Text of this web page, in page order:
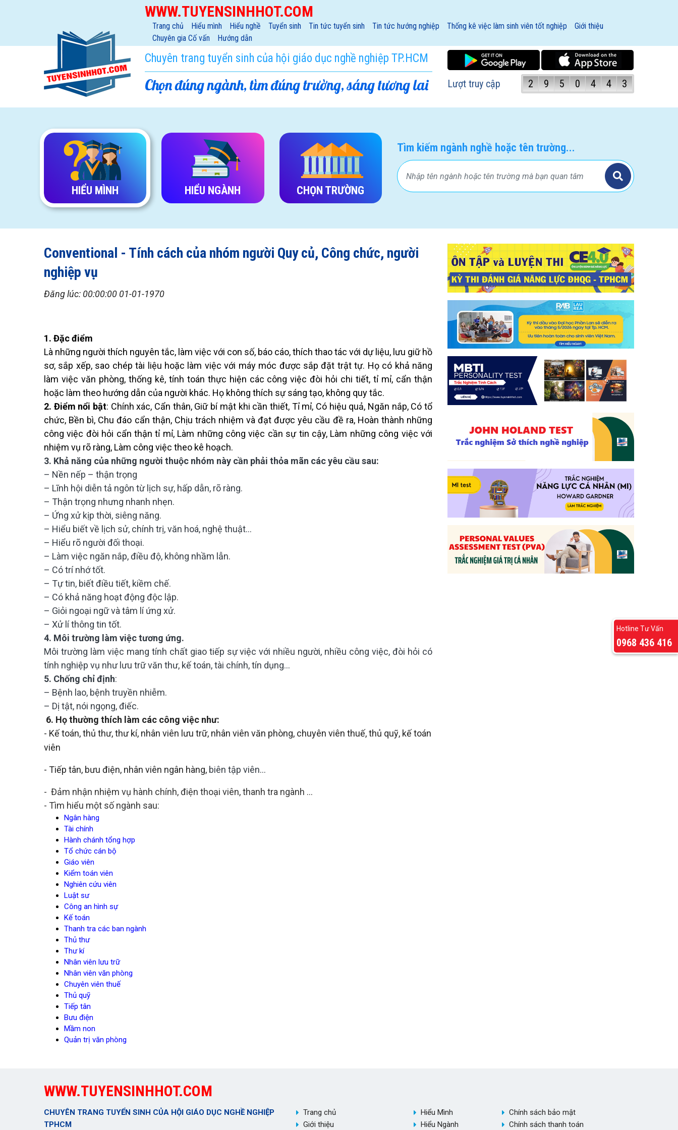
WWW.TUYENSINHHOT.COM
Trang chủ Hiểu mình Hiểu nghề Tuyển sinh Tin tức tuyển sinh Tin tức hướng nghiệp Thống kê việc làm sinh viên tốt nghiệp
Giới thiệu
Chuyên gia Cố vấn
Hướng dẫn
Chuyên trang tuyển sinh của hội giáo dục nghề nghiệp TP.HCM
Chọn đúng ngành, tìm đúng trường, sáng tương lai Lượt truy cập 2 9 5 0 4 4 3
Tìm kiếm ngành nghề hoặc tên trường...
HIỂU MÌNH HIỂU NGÀNH CHỌN TRƯỜNG
Conventional - Tính cách của nhóm người Quy củ, Công chức, người
nghiệp vụ
Đăng lúc: 00:00:00 01-01-1970
1. Đặc điểm
Là những người thích nguyên tắc, làm việc với con số, báo cáo, thích thao tác với dự liệu, lưu giữ hồ
sơ, sắp xếp, sao chép tài liệu hoặc làm việc với máy móc được sắp đặt trật tự. Họ có khả năng
làm việc văn phòng, thống kê, tính toán thực hiện các công việc đòi hỏi chi tiết, tỉ mỉ, cẩn thận
hoặc làm theo hướng dẫn của người khác. Họ không thích sự sáng tạo, không quy tắc.
2. Điểm nổi bật: Chính xác, Cẩn thân, Giữ bí mật khi cần thiết, Tỉ mỉ, Có hiệu quả, Ngăn nắp, Có tổ
chức, Bền bì, Chu đáo cẩn thận, Chịu trách nhiệm và đạt được yêu cầu đề ra, Hoàn thành những
công việc đòi hỏi cẩn thận tỉ mỉ, Làm những công việc cần sự tin cậy, Làm những công việc với
nhiệm vụ rõ ràng, Làm công việc theo kê hoạch.
3. Khả năng của những người thuộc nhóm này cần phải thỏa mãn các yêu cầu sau:
– Nền nếp – thận trọng
– Lĩnh hội diễn tả ngôn từ lịch sự, hấp dẫn, rõ ràng.
– Thận trọng nhưng nhanh nhẹn.
– Ứng xử kịp thời, siêng năng.
– Hiểu biết về lịch sử, chính trị, văn hoá, nghệ thuật…
– Hiểu rõ người đối thoại.
– Làm việc ngăn nắp, điều độ, không nhầm lẫn.
– Có trí nhớ tốt.
– Tự tin, biết điều tiết, kiềm chế.
– Có khả năng hoạt động độc lập.
– Giỏi ngoại ngữ và tâm lí ứng xử.
– Xử lí thông tin tốt.
4. Môi trường làm việc tương ứng.
Môi trường làm việc mang tính chất giao tiếp sự việc với nhiều người, nhiều công việc, đòi hỏi có
tính nghiệp vụ như lưu trữ văn thư, kế toán, tài chính, tín dụng…
5. Chống chỉ định:
– Bệnh lao, bệnh truyền nhiễm.
– Dị tật, nói ngọng, điếc.
6. Họ thường thích làm các công việc như:
- Kế toán, thủ thư, thư kí, nhân viên lưu trữ, nhân viên văn phòng, chuyên viên thuế, thủ quỹ, kế toán
viên
- Tiếp tân, bưu điện, nhân viên ngân hàng, biên tập viên…
- Đảm nhận nhiệm vụ hành chính, điện thoại viên, thanh tra ngành …
- Tìm hiểu một số ngành sau:
Ngân hàng
Tài chính
Hành chánh tổng hợp
Tổ chức cán bộ
Giáo viên
Kiểm toán viên
Nghiên cứu viên
Luật sư
Công an hình sự
Kế toán
Thanh tra các ban ngành
Thủ thư
Thư kí
Nhân viên lưu trữ
Nhân viên văn phòng
Chuyên viên thuế
Thủ quỹ
Tiếp tân
Bưu điện
Mầm non
Quản trị văn phòng
WWW.TUYENSINHHOT.COM
CHUYÊN TRANG TUYỂN SINH CỦA HỘI GIÁO DỤC NGHỀ NGHIỆP
TPHCM
Trang chủ
Giới thiệu
Hiểu Mình
Hiểu Ngành
Chính sách bảo mật
Chính sách thanh toán
Hotline Tư Vấn
0968 436 416